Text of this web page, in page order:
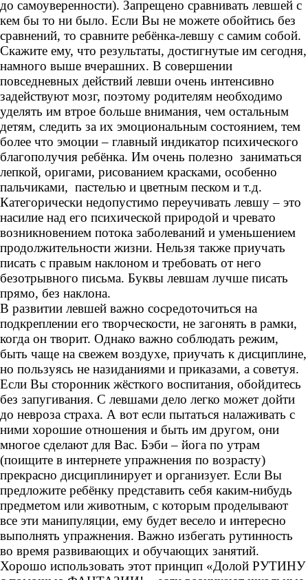
до самоуверенности). Запрещено сравнивать левшей с
кем бы то ни было. Если Вы не можете обойтись без
сравнений, то сравните ребёнка-левшу с самим собой.
Скажите ему, что результаты, достигнутые им сегодня,
намного выше вчерашних. В совершении
повседневных действий левши очень интенсивно
задействуют мозг, поэтому родителям необходимо
уделять им втрое больше внимания, чем остальным
детям, следить за их эмоциональным состоянием, тем
более что эмоции – главный индикатор психического
благополучия ребёнка. Им очень полезно заниматься
лепкой, оригами, рисованием красками, особенно
пальчиками, пастелью и цветным песком и т.д.
Категорически недопустимо переучивать левшу – это
насилие над его психической природой и чревато
возникновением потока заболеваний и уменьшением
продолжительности жизни. Нельзя также приучать
писать с правым наклоном и требовать от него
безотрывного письма. Буквы левшам лучше писать
прямо, без наклона.
В развитии левшей важно сосредоточиться на
подкреплении его творческости, не загонять в рамки,
когда он творит. Однако важно соблюдать режим,
быть чаще на свежем воздухе, приучать к дисциплине,
но пользуясь не назиданиями и приказами, а советуя.
Если Вы сторонник жёсткого воспитания, обойдитесь
без запугивания. С левшами дело легко может дойти
до невроза страха. А вот если пытаться налаживать с
ними хорошие отношения и быть им другом, они
многое сделают для Вас. Бэби – йога по утрам
(поищите в интернете упражнения по возрасту)
прекрасно дисциплинирует и организует. Если Вы
предложите ребёнку представить себя каким-нибудь
предметом или животным, с которым проделывают
все эти манипуляции, ему будет весело и интересно
выполнять упражнения. Важно избегать рутинность
во время развивающих и обучающих занятий.
Хорошо использовать этот принцип «Долой РУТИНУ